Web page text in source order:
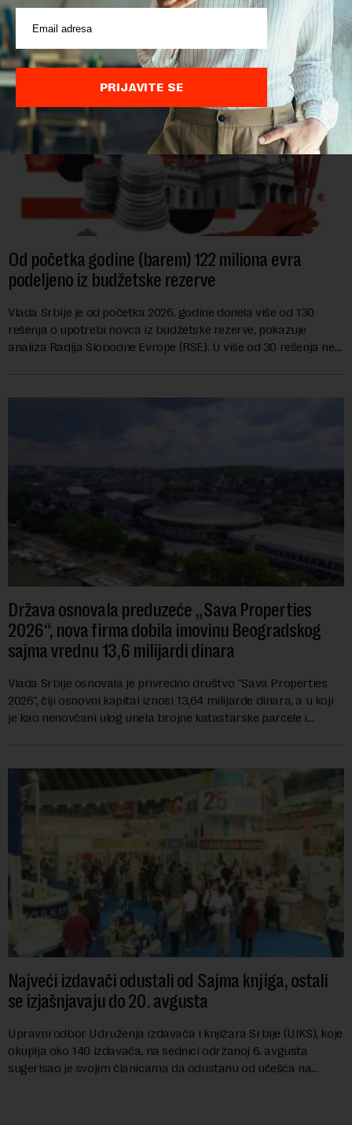
hrane biljnog porekla, te da k...
Od početka godine (barem) 122 miliona evra
podeljeno iz budžetske rezerve
Vlada Srbije je od početka 2026. godine donela više od 130
rešenja o upotrebi novca iz budžetske rezerve, pokazuje
analiza Radija Slobodne Evrope (RSE). U više od 30 rešenja ne
Država osnovala preduzeće „Sava Properties
2026“, nova firma dobila imovinu Beogradskog
sajma vrednu 13,6 milijardi dinara
Vlada Srbije osnovala je privredno društvo "Sava Properties
2026", čiji osnovni kapital iznosi 13,64 milijarde dinara, a u koji
je kao nenovčani ulog unela brojne katastarske parcele i
Najveći izdavači odustali od Sajma knjiga, ostali
se izjašnjavaju do 20. avgusta
Upravni odbor Udruženja izdavača i knjižara Srbije (UIKS), koje
okuplja oko 140 izdavača, na sednici održanoj 6. avgusta
sugerisao je svojim članicama da odustanu od učešća na
PRIJAVITE SE